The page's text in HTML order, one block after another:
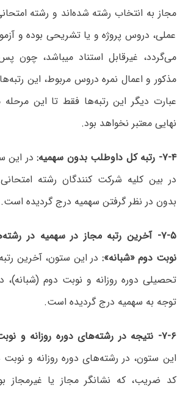
مجاز به انتخاب رشته شده‌اند و رشته
عملی، دروس پروژه و یا تشریحی بوده و
می‌گردد، غیرقابل استناد میباشد، چون
مذکور و اعمال نمره دروس مربوط، این
عبارت دیگر این رتبه‌ها فقط تا این
نهایی معتبر نخواهد بود.
۷-۴- رتبه کل داوطلب بدون سهمیه: در این
در بین کلیه شرکت کنندگان رشته
بدون در نظر گرفتن سهمیه درج گردیده است.
۷-۵- آخرین رتبه مجاز در سهمیه در
نوبت دوم «شبانه»: در این ستون، آخرین
تحصیلی دوره روزانه و نوبت دوم
توجه به سهمیه درج گردیده است.
۷-۶- نتیجه در رشته‌های دوره روزانه و
این ستون، در رشته‌های دوره روزانه و
کد ضریب، که نشانگر مجاز یا غیرمجاز